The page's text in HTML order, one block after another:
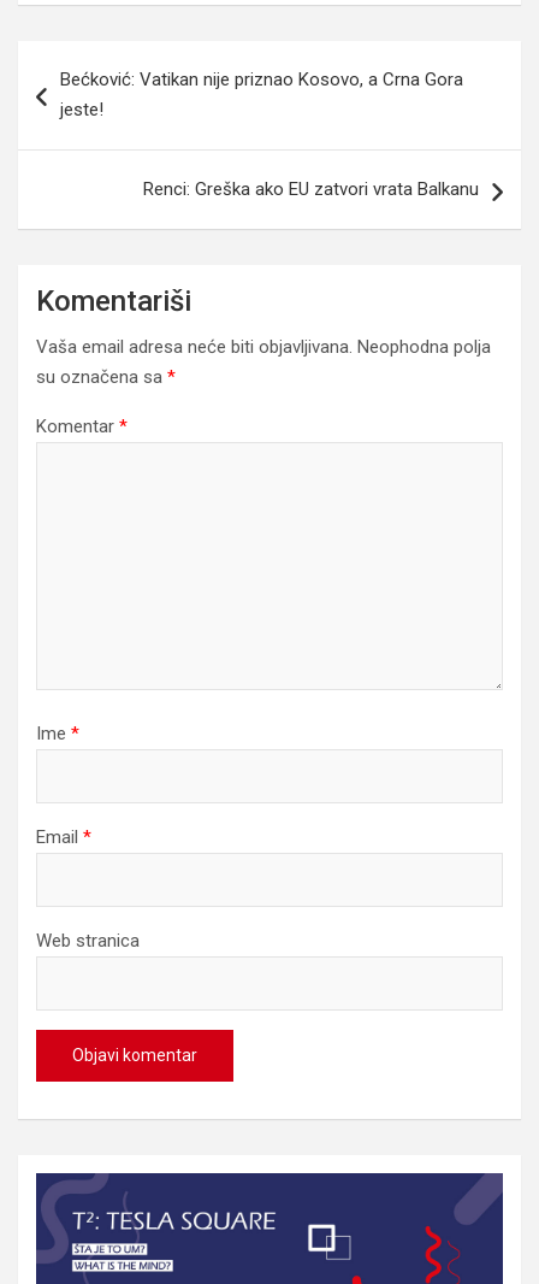
članaka
Bećković: Vatikan nije priznao Kosovo, a Crna Gora
jeste!
Renci: Greška ako EU zatvori vrata Balkanu
Komentariši
Vaša email adresa neće biti objavljivana. Neophodna polja
su označena sa *
Komentar *
Ime *
Email *
Web stranica